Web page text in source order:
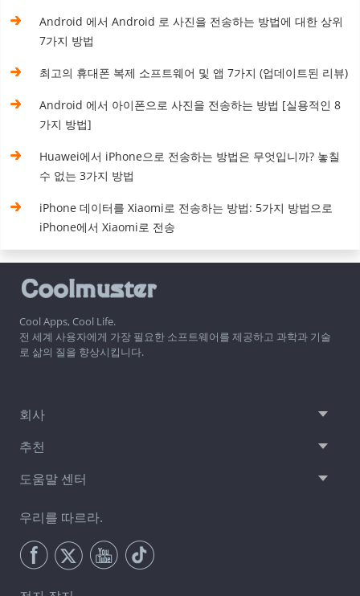
Android 에서 Android 로 사진을 전송하는 방법에 대한 상위
7가지 방법
최고의 휴대폰 복제 소프트웨어 및 앱 7가지 (업데이트된 리뷰)
Android 에서 아이폰으로 사진을 전송하는 방법 [실용적인 8
가지 방법]
Huawei에서 iPhone으로 전송하는 방법은 무엇입니까? 놓칠
수 없는 3가지 방법
iPhone 데이터를 Xiaomi로 전송하는 방법: 5가지 방법으로
iPhone에서 Xiaomi로 전송
Cool Apps, Cool Life.
전 세계 사용자에게 가장 필요한 소프트웨어를 제공하고 과학과 기술
로 삶의 질을 향상시킵니다.
회사
추천
도움말 센터
우리를 따르라.